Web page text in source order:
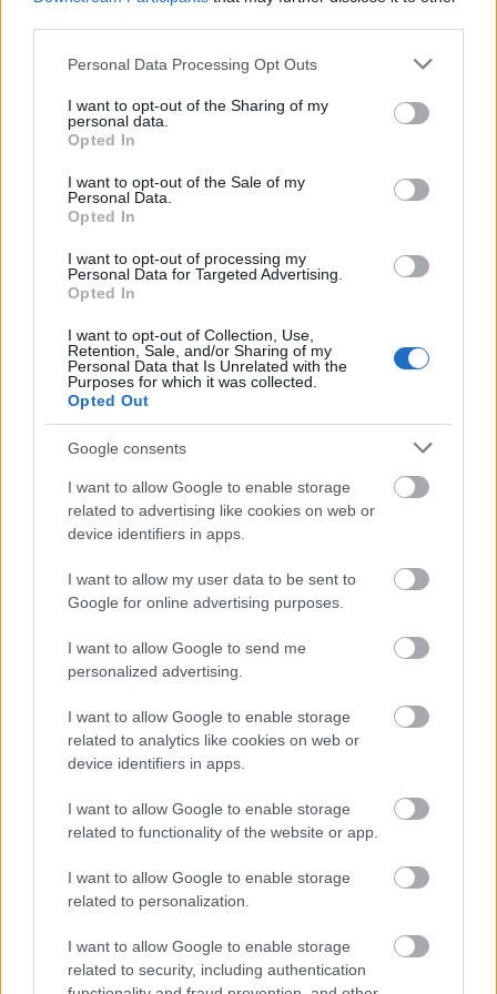
Please note that this website/app uses one or more Google
not limited to your visit or usage behaviour. You may click to
grant or deny consent to Google and its third-party tags to
use your data for below specified purposes in below Google
consent section.
Personal Data Processing Opt Outs
I want to opt-out of the Sharing of my
personal data.
Opted In
I want to opt-out of the Sale of my
Personal Data.
Opted In
I want to opt-out of processing my
Personal Data for Targeted Advertising.
Opted In
I want to opt-out of Collection, Use,
Retention, Sale, and/or Sharing of my
Personal Data that Is Unrelated with the
Purposes for which it was collected.
Opted Out
Google consents
I want to allow Google to enable storage
related to advertising like cookies on web or
device identifiers in apps.
I want to allow my user data to be sent to
Google for online advertising purposes.
I want to allow Google to send me
personalized advertising.
I want to allow Google to enable storage
related to analytics like cookies on web or
device identifiers in apps.
I want to allow Google to enable storage
related to functionality of the website or app.
I want to allow Google to enable storage
related to personalization.
I want to allow Google to enable storage
related to security, including authentication
Hazánk első nagy uralkodódinasztiájáról, az
Árpádokról mindannyian tanultunk a
történelemórákon, haladóbbak még egyik-másik
haditettükre is ...
Posztajánló: Interjú tiboruval
Lemilblog•2020. április 03.
Szerintem a törzsolvasók jelentős hányadának nem
kell bemutatnunk a Felderítőblogot. A Magyar
Ejtőernyős-Felderítő Katonai Hagyományőrző Baráti